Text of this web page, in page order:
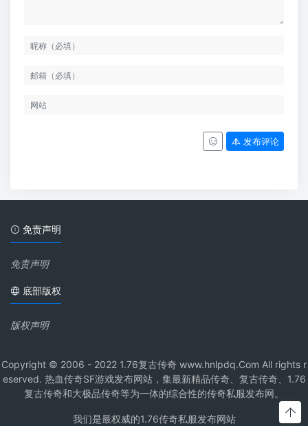
发布评论
免责声明
免责声明
底部版权
版权声明
Copyright © 2006 - 2022 1.76复古传奇 www.hnlpdq.Com All rights r
eserved. 热血传奇SF游戏发布网站，集最新精品传奇、复古传奇、1.76
复古传奇和大极品传奇等为一体的综合性的传奇私服发布网。
我们是最权威的1.76传奇私服发布网站